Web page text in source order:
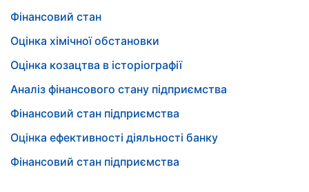
Фінансовий стан
Оцінка хімічної обстановки
Оцінка козацтва в історіографії
Аналіз фінансового стану підприємства
Фінансовий стан підприємства
Оцінка ефективності діяльності банку
Фінансовий стан підприємства